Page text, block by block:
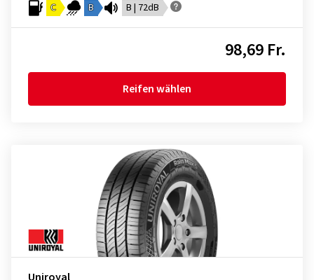
C B B | 72dB
98,69 Fr.
Reifen wählen